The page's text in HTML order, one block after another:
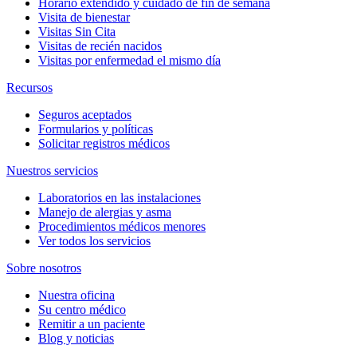
Visita de bienestar
Visitas Sin Cita
Visitas de recién nacidos
Visitas por enfermedad el mismo día
Recursos
Seguros aceptados
Formularios y políticas
Solicitar registros médicos
Nuestros servicios
Laboratorios en las instalaciones
Manejo de alergias y asma
Procedimientos médicos menores
Ver todos los servicios
Sobre nosotros
Nuestra oficina
Su centro médico
Remitir a un paciente
Blog y noticias